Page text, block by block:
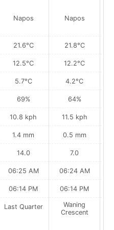
Napos
21.6°C
12.5°C
5.7°C
69%
10.8 kph
1.4 mm
14.0
06:25 AM
06:14 PM
Last Quarter
Napos
21.8°C
12.2°C
4.2°C
64%
11.5 kph
0.5 mm
7.0
06:24 AM
06:14 PM
Waning
Crescent